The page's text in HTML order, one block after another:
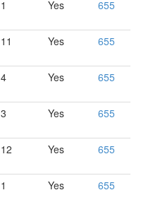
1 Yes 655
11 Yes 655
4 Yes 655
3 Yes 655
12 Yes 655
1 Yes 655